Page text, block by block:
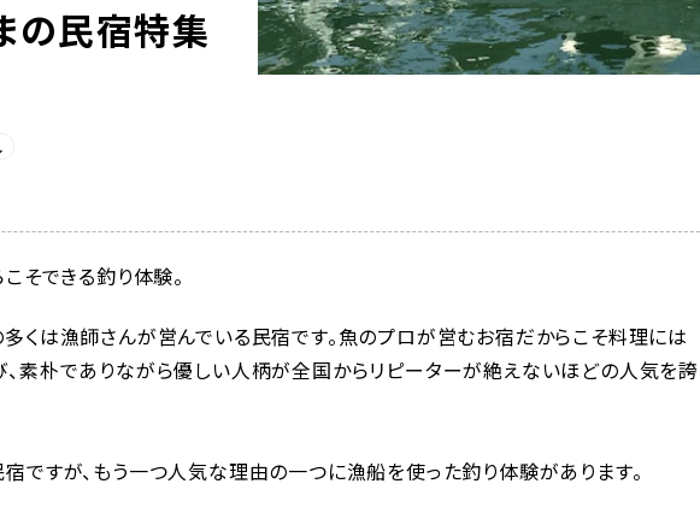
の民宿特集
そできる釣り体験。
くは漁師さんが営んでいる民宿です。魚のプロが営むお宿だからこそ料理には
素朴でありながら優しい人柄が全国からリピーターが絶えないほどの人気を誇
ですが、もう一つ人気な理由の一つに漁船を使った釣り体験があります。